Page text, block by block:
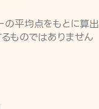
平均点をもとに算出
ものではありません